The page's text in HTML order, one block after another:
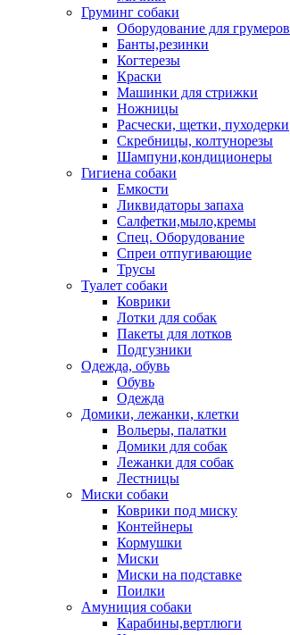
Груминг собаки
Оборудование для грумеров
Банты,резинки
Когтерезы
Краски
Машинки для стрижки
Ножницы
Расчески, щетки, пуходерки
Скребницы, колтунорезы
Шампуни,кондиционеры
Гигиена собаки
Емкости
Ликвидаторы запаха
Салфетки,мыло,кремы
Спец. Оборудование
Спреи отпугивающие
Трусы
Туалет собаки
Коврики
Лотки для собак
Пакеты для лотков
Подгузники
Одежда, обувь
Обувь
Одежда
Домики, лежанки, клетки
Вольеры, палатки
Домики для собак
Лежанки для собак
Лестницы
Миски собаки
Коврики под миску
Контейнеры
Кормушки
Миски
Миски на подставке
Поилки
Амуниция собаки
Карабины,вертлюги